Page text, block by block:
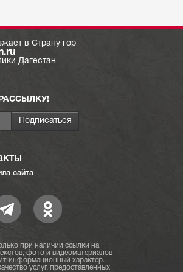
в Страну гор
Дагестан
сайта
при наличии ссылки на
фото и видеоматериалов
информационный характер.
услуг, предоставленных